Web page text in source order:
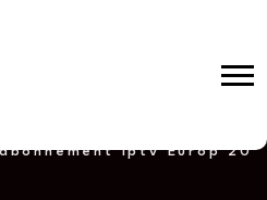
iptv Europ 20